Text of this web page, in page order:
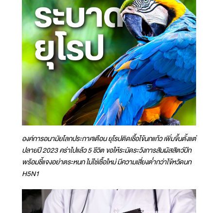
องค์การอนามัยโลกประกาศเตือน ยุโรปติดเชื้อไข้นกแก้ว เพิ่มขึ้นตั้งแต่
ปลายปี 2023 คร่าไปแล้ว 5 ชีวิต ขอให้ระมัดระวังการสัมผัสสัตว์ปีก
พร้อมชี้แจงอย่าตระหนก ไม่ใช่เชื้อใหม่ มีความเสี่ยงต่ำกว่าไข้หวัดนก
H5N1